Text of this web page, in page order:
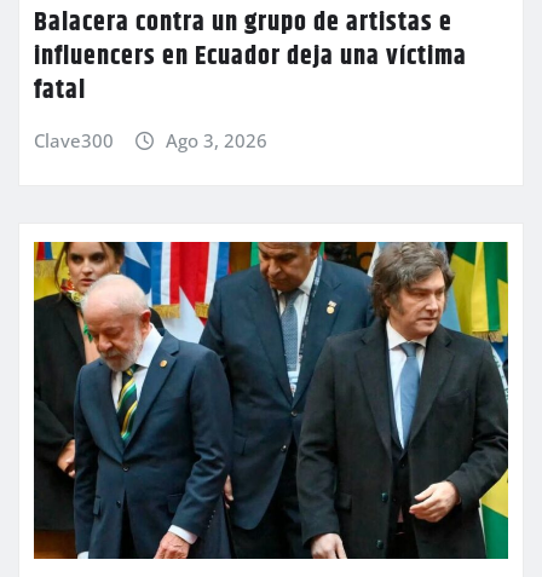
Balacera contra un grupo de artistas e
influencers en Ecuador deja una víctima
fatal
Clave300 Ago 3, 2026